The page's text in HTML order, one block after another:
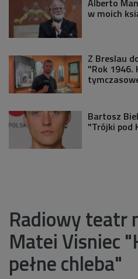
Alberto
w moich
Z Breslau
"Rok 1946.
Bartosz
"Trójki pod
Radiowy teatr
Matei Visniec
pełne chleba"